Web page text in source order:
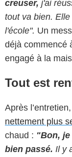
creuser, j'ai
tout va bien.
l'école". Un
déjà commencé
engagé à la
Tout est
Après l’entretien,
nettement plus
chaud : "Bon,
bien passé. Il y